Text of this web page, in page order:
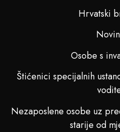
Hrvatski
Osobe s
Štićenici specijalnih
Nezaposlene osobe uz
starije od